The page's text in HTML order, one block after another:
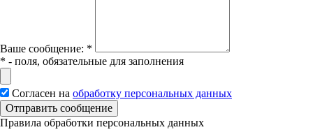
Вашe сообщение: *
* - поля, обязательные для заполнения
Согласен на обработку персональных данных
Отправить сообщение
Правила обработки персональных данных